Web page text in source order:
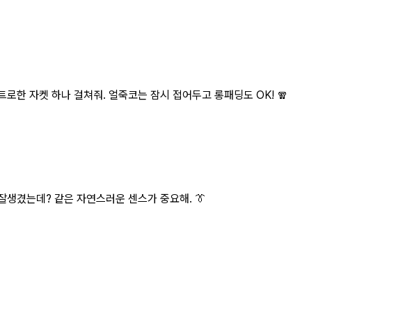
한 자켓 하나 걸쳐줘. 얼죽코는 잠시 접어두고 롱패딩도 OK! 🧣
겼는데? 같은 자연스러운 센스가 중요해. 👔